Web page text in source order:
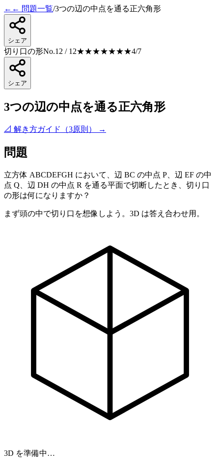
← ← 問題一覧/3つの辺の中点を通る正六角形
シェア
切り口の形No.12 / 12★★★★★★★4/7
シェア
3つの辺の中点を通る正六角形
📐 解き方ガイド（3原則） →
問題
立方体 ABCDEFGH において、辺 BC の中点 P、辺 EF の中
点 Q、辺 DH の中点 R を通る平面で切断したとき、切り口
の形は何になりますか？
まず頭の中で切り口を想像しよう。 3D は答え合わせ用。
3D を準備中…